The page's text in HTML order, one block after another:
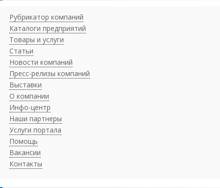
Рубрикатор компаний
Каталоги предприятий
Товары и услуги
Статьи
Новости компаний
Пресс-релизы компаний
Выставки
О компании
Инфо-центр
Наши партнеры
Услуги портала
Помощь
Вакансии
Контакты